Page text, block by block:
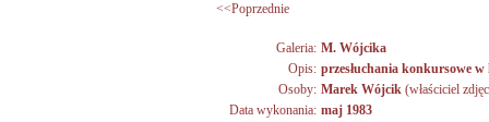
<<Poprzednie
Galeria: M. Wójcika
Opis: przesłuchania konkursowe
Osoby: Marek Wójcik (właściciel
Data wykonania: maj 1983